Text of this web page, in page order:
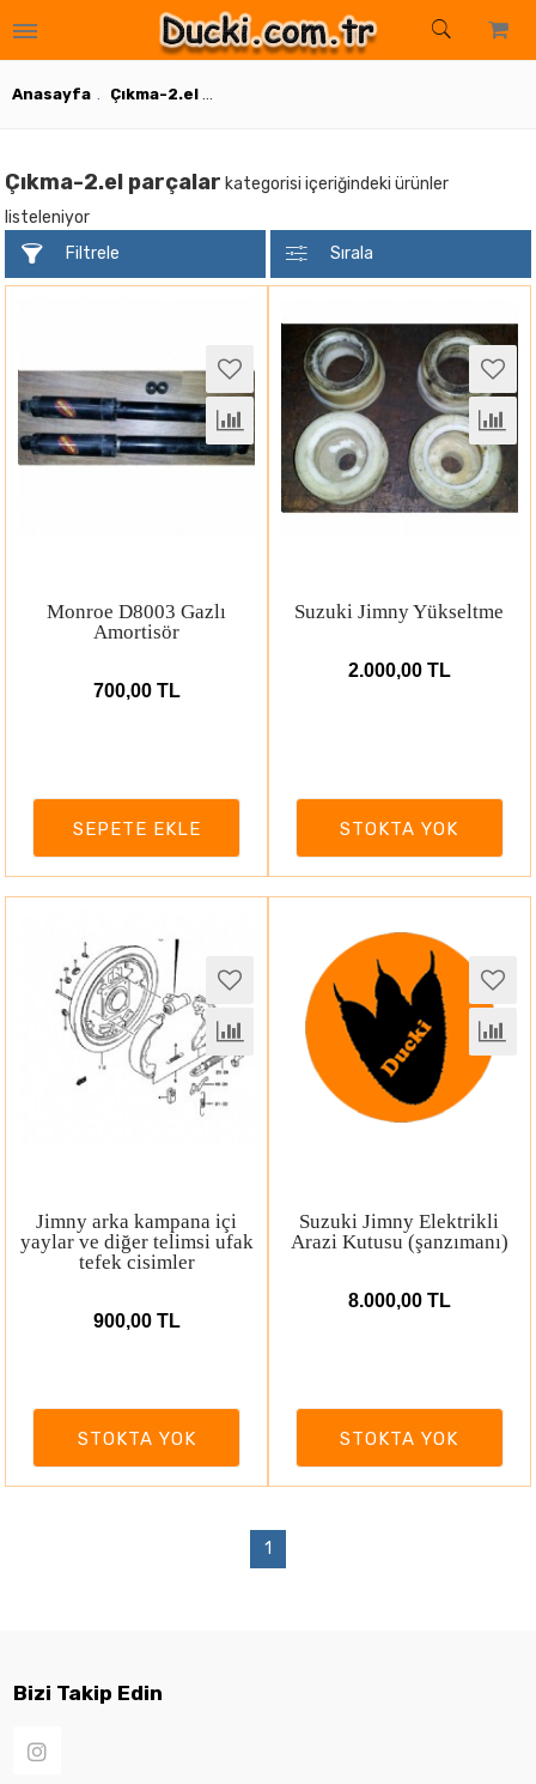
Anasayfa Çıkma-2.el parçalar
Çıkma-2.el parçalar kategorisi içeriğindeki ürünler
listeleniyor
Filtrele
Sırala
Monroe D8003 Gazlı
Amortisör
700,00 TL
SEPETE EKLE
Suzuki Jimny Yükseltme
2.000,00 TL
STOKTA YOK
Jimny arka kampana içi
yaylar ve diğer telimsi ufak
tefek cisimler
900,00 TL
STOKTA YOK
Suzuki Jimny Elektrikli
Arazi Kutusu (şanzımanı)
8.000,00 TL
STOKTA YOK
1
Bizi Takip Edin